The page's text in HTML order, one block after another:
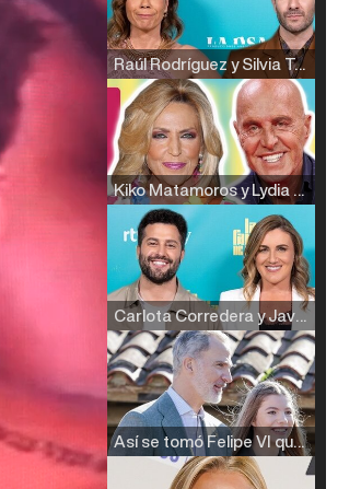
Raúl Rodríguez y Silvia Taulés nos cuentan su papel en 'La familia de la tele'
Kiko Matamoros y Lydia Lozano: "Nuestro público es de todas las edades y RTVE tiene un público muy pegado a las novelas, al que tenemos que captar"
Carlota Corredera y Javier de Hoyos: "La tele tiene que representar al público también y aquí están todos los perfiles posibles&quo;
Así se tomó Felipe VI que la Infanta Sofía no quisiera recibir formación militar